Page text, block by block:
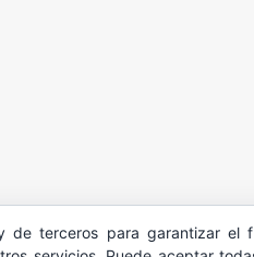
de terceros para garantizar el